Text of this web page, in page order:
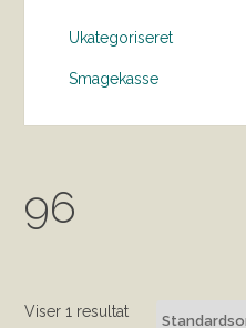
Ukategoriseret
Smagekasse
96
Viser 1 resultat